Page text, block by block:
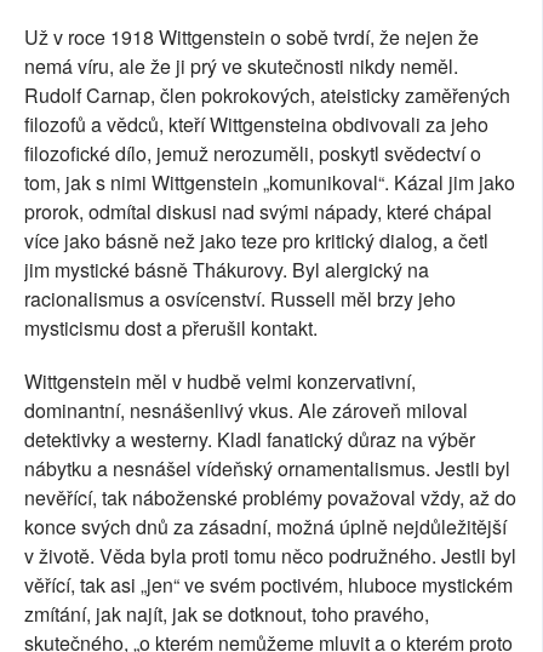
Už v roce 1918 Wittgenstein o sobě tvrdí, že nejen že
nemá víru, ale že ji prý ve skutečnosti nikdy neměl.
Rudolf Carnap, člen pokrokových, ateisticky zaměřených
filozofů a vědců, kteří Wittgensteina obdivovali za jeho
filozofické dílo, jemuž nerozuměli, poskytl svědectví o
tom, jak s nimi Wittgenstein „komunikoval“. Kázal jim jako
prorok, odmítal diskusi nad svými nápady, které chápal
více jako básně než jako teze pro kritický dialog, a četl
jim mystické básně Thákurovy. Byl alergický na
racionalismus a osvícenství. Russell měl brzy jeho
mysticismu dost a přerušil kontakt.
Wittgenstein měl v hudbě velmi konzervativní,
dominantní, nesnášenlivý vkus. Ale zároveň miloval
detektivky a westerny. Kladl fanatický důraz na výběr
nábytku a nesnášel vídeňský ornamentalismus. Jestli byl
nevěřící, tak náboženské problémy považoval vždy, až do
konce svých dnů za zásadní, možná úplně nejdůležitější
v životě. Věda byla proti tomu něco podružného. Jestli byl
věřící, tak asi „jen“ ve svém poctivém, hluboce mystickém
zmítání, jak najít, jak se dotknout, toho pravého,
skutečného, „o kterém nemůžeme mluvit a o kterém proto